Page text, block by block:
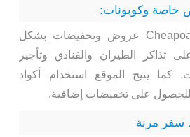
خاصة وكوبونات:
يوفر Cheapoair عروض وتخفيضات بشكل
تذاكر الطيران والفنادق وتأجير
كما يتيح الموقع استخدام أكواد
على تخفيضات إضافية.
مرنة